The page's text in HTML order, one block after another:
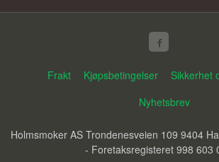
Frakt Kjøpsbetingelser
Sikkerhet
Nyhetsbrev
Holmsmoker AS Trondenesveien 109 9404
- Foretaksregisteret 998 603